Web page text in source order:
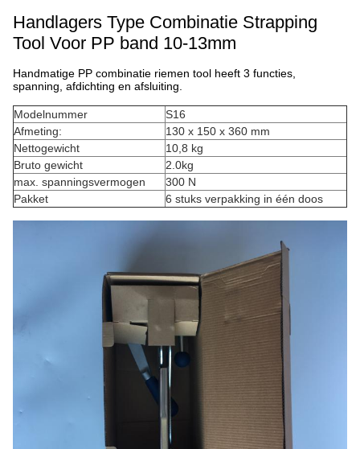
Handlagers Type Combinatie Strapping
Tool Voor PP band 10-13mm
Handmatige PP combinatie riemen tool heeft 3 functies,
spanning, afdichting en afsluiting.
Modelnummer
S16
Afmeting:
130 x 150 x 360 mm
Nettogewicht
10,8 kg
Bruto gewicht
2.0kg
max. spanningsvermogen
300 N
Pakket
6 stuks verpakking in één doos